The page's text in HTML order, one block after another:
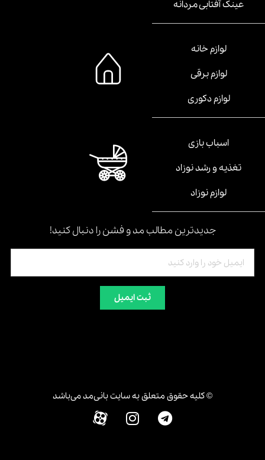
عینک آفتابی مردانه
لوازم خانه
لوازم برقی
لوازم دکوری
اسباب بازی
تغذیه و رشد نوزاد
لوازم نوزاد
جدیدترین مطالب مد و فشن را دنبال کنید!
ثبت ایمیل
© کلیه حقوق متعلق به سایت بانی‌مد می‌باشد